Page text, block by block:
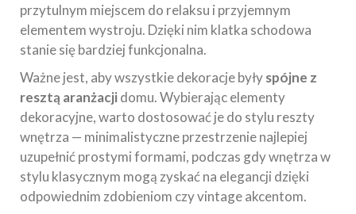
przytulnym miejscem do relaksu i przyjemnym
elementem wystroju. Dzięki nim klatka schodowa
stanie się bardziej funkcjonalna.
Ważne jest, aby wszystkie dekoracje byłyspójne z
resztą aranżacjidomu. Wybierając elementy
dekoracyjne, warto dostosować je do stylu reszty
wnętrza — minimalistyczne przestrzenie najlepiej
uzupełnić prostymi formami, podczas gdy wnętrza w
stylu klasycznym mogą zyskać na elegancji dzięki
odpowiednim zdobieniom czy vintage akcentom.